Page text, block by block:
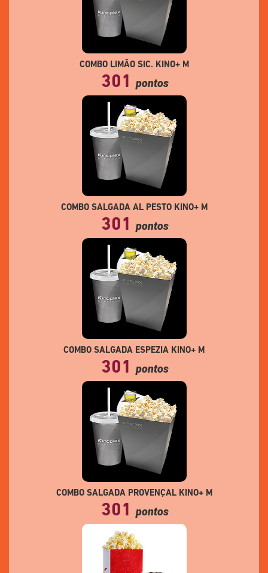
COMBO LIMÃO SIC. KINO+ M
301 pontos
COMBO SALGADA AL PESTO KINO+ M
301 pontos
COMBO SALGADA ESPEZIA KINO+ M
301 pontos
COMBO SALGADA PROVENÇAL KINO+ M
301 pontos